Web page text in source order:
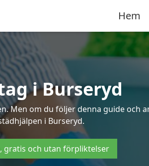
Hem
i Burseryd
Men om du följer denna guide och
i Burseryd.
gratis och utan förpliktelser